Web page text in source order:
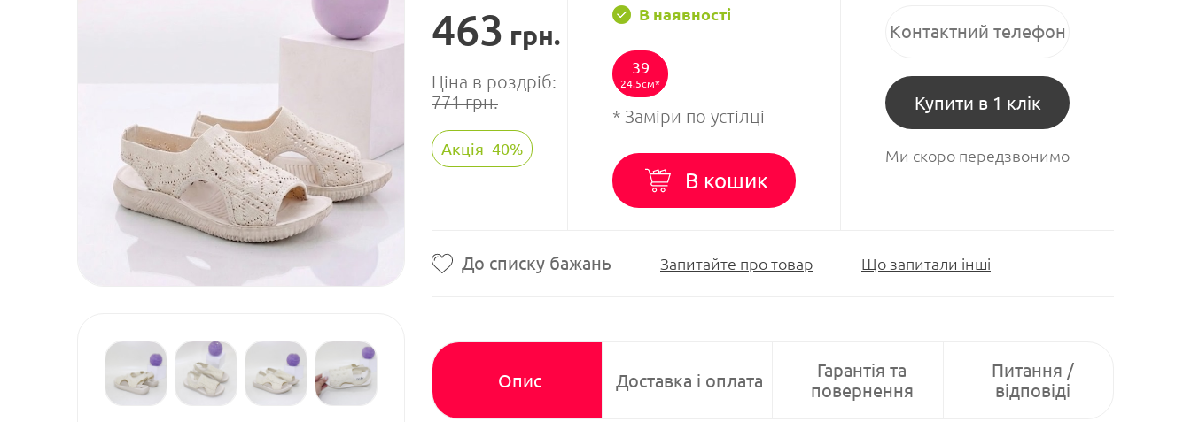
463 грн.
Ціна в роздріб:
771грн.
Акція -40%
В наявності
39
24.5см
* Заміри по устілці
В кошик
Купити в 1 клік
Ми скоро передзвонимо
До списку бажань Запитайте про товар Що запитали інші
Опис Доставка і оплата
Гарантія та
повернення
Питання /
відповіді